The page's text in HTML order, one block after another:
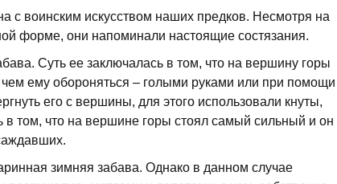
с воинским искусством наших предков. Несмотря на
форме, они напоминали настоящие состязания.
Суть ее заключалась в том, что на вершину горы
ему обороняться – голыми руками или при помощи
его с вершины, для этого использовали кнуты,
в том, что на вершине горы стоял самый сильный и он
зимняя забава. Однако в данном случае